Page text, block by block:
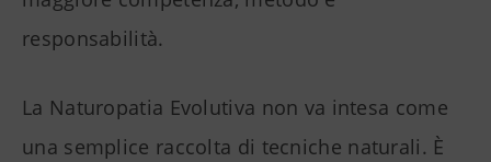
responsabilità.
La Naturopatia Evolutiva non va intesa come
una semplice raccolta di tecniche naturali. È